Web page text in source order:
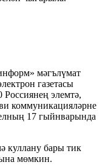
мәгълүмат
газетасы
элемтә,
коммуникацияләрне
17 гыйнварында
куллану бары тик
мөмкин.